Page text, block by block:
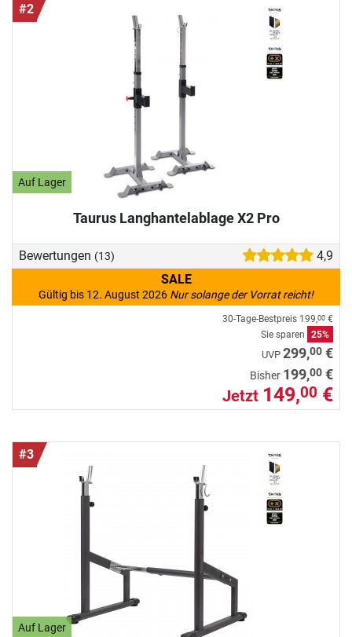
#2
Auf Lager
Taurus Langhantelablage X2 Pro
Bewertungen (13)
4,9
SALE
Gültig bis 12. August 2026 Nur solange der Vorrat reicht!
30-Tage-Bestpreis 199,00 €
Sie sparen
25%
UVP 299,00 €
Bisher 199,00 €
Jetzt 149,00 €
#3
Auf Lager